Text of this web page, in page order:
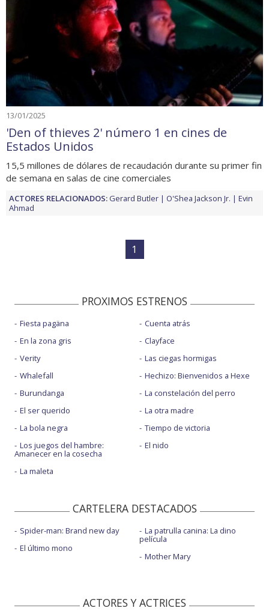
13/01/2025
'Den of thieves 2' número 1 en cines de
Estados Unidos
15,5 millones de dólares de recaudación durante su primer fin
de semana en salas de cine comerciales
ACTORES RELACIONADOS: Gerard Butler O'Shea Jackson Jr.
Evin
Ahmad
1
PROXIMOS ESTRENOS
Fiesta pagäna
En la zona gris
Verity
Whalefall
Burundanga
El ser querido
La bola negra
Los juegos del hambre:
Amanecer en la cosecha
La maleta
Cuenta atrás
Clayface
Las ciegas hormigas
Hechizo: Bienvenidos a Hexe
La constelación del perro
La otra madre
Tiempo de victoria
El nido
CARTELERA DESTACADOS
Spider-man: Brand new day
El último mono
La patrulla canina: La dino
película
Mother Mary
ACTORES Y ACTRICES